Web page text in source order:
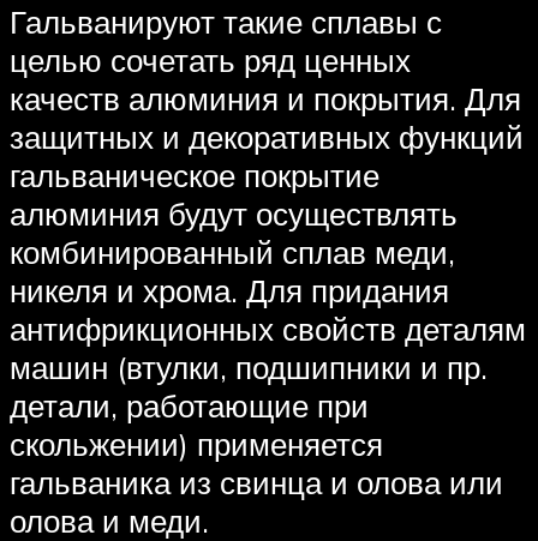
Гальванируют такие сплавы с
целью сочетать ряд ценных
качеств алюминия и покрытия. Для
защитных и декоративных функций
гальваническое покрытие
алюминия будут осуществлять
комбинированный сплав меди,
никеля и хрома. Для придания
антифрикционных свойств деталям
машин (втулки, подшипники и пр.
детали, работающие при
скольжении) применяется
гальваника из свинца и олова или
олова и меди.